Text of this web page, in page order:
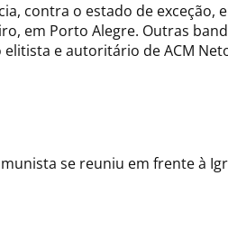
contra o estado de
em Porto Alegre. Outras
e autoritário de ACM
se reuniu em frente à